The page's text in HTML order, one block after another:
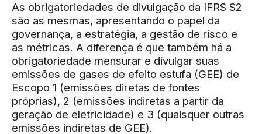
As obrigatoriedades de divulgação da IFRS S2
são as mesmas, apresentando o papel da
governança, a estratégia, a gestão de risco e
as métricas. A diferença é que também há a
obrigatoriedade mensurar e divulgar suas
emissões de gases de efeito estufa (GEE) de
Escopo 1 (emissões diretas de fontes
próprias), 2 (emissões indiretas a partir da
geração de eletricidade) e 3 (quaisquer outras
emissões indiretas de GEE).